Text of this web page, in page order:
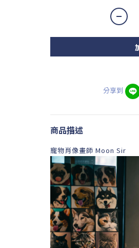
分享到
商品描述
寵物肖像畫師 Moon Sir